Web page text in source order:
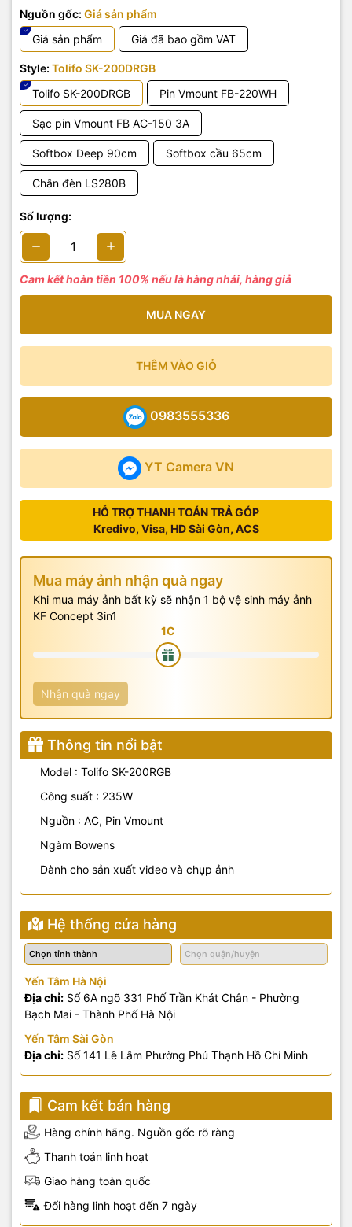
Nguồn gốc: Giá sản phẩm
Giá sản phẩm
Giá đã bao gồm VAT
Style: Tolifo SK-200DRGB
Tolifo SK-200DRGB
Pin Vmount FB-220WH
Sạc pin Vmount FB AC-150 3A
Softbox Deep 90cm Softbox cầu 65cm
Chân đèn LS280B
Số lượng:
Cam kết hoàn tiền 100% nếu là hàng nhái, hàng giả
MUA NGAY
THÊM VÀO GIỎ
YT Camera VN
0983555336
HỖ TRỢ THANH TOÁN TRẢ GÓP
Kredivo, Visa, HD Sài Gòn, ACS
Mua máy ảnh nhận quà ngay
Khi mua máy ảnh bất kỳ sẽ nhận 1 bộ vệ sinh máy ảnh
KF Concept 3in1
Nhận quà ngay
Thông tin nổi bật
Model : Tolifo SK-200RGB
Công suất : 235W
Nguồn : AC, Pin Vmount
Ngàm Bowens
Dành cho sản xuất video và chụp ảnh
Hệ thống cửa hàng
Yến Tâm Hà Nội
Địa chỉ: Số 6A ngõ 331 Phố Trần Khát Chân - Phường
Bạch Mai - Thành Phố Hà Nội
Yến Tâm Sài Gòn
Địa chỉ: Số 141 Lê Lâm Phường Phú Thạnh Hồ Chí Minh
Cam kết bán hàng
Hàng chính hãng. Nguồn gốc rõ ràng
Thanh toán linh hoạt
Giao hàng toàn quốc
Đổi hàng linh hoạt đến 7 ngày